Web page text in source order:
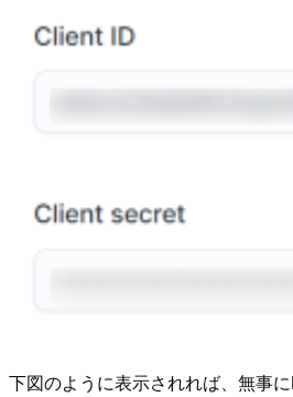
下図のように表示されれば、無事